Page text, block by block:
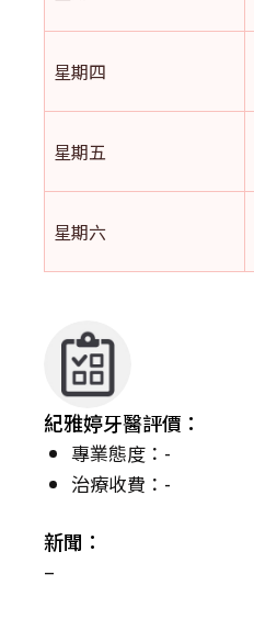
星期四
星期五
星期六
紀雅婷牙醫評價：
專業態度：-
治療收費：-
新聞：
–